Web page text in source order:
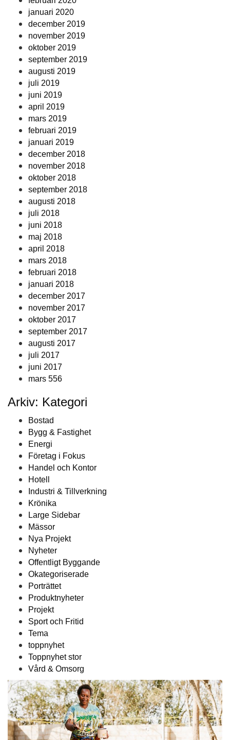
januari 2020
december 2019
november 2019
oktober 2019
september 2019
augusti 2019
juli 2019
juni 2019
april 2019
mars 2019
februari 2019
januari 2019
december 2018
november 2018
oktober 2018
september 2018
augusti 2018
juli 2018
juni 2018
maj 2018
april 2018
mars 2018
februari 2018
januari 2018
december 2017
november 2017
oktober 2017
september 2017
augusti 2017
juli 2017
juni 2017
mars 556
Arkiv: Kategori
Bostad
Bygg & Fastighet
Energi
Företag i Fokus
Handel och Kontor
Hotell
Industri & Tillverkning
Krönika
Large Sidebar
Mässor
Nya Projekt
Nyheter
Offentligt Byggande
Okategoriserade
Porträttet
Produktnyheter
Projekt
Sport och Fritid
Tema
toppnyhet
Toppnyhet stor
Vård & Omsorg